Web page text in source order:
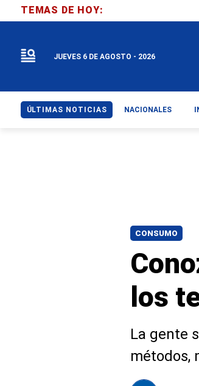
CONSUMO
los
La gente
métodos,
TEMAS DE HOY:
JUEVES 6 DE AGOSTO - 2026
ÚLTIMAS NOTICIAS NACIONALES